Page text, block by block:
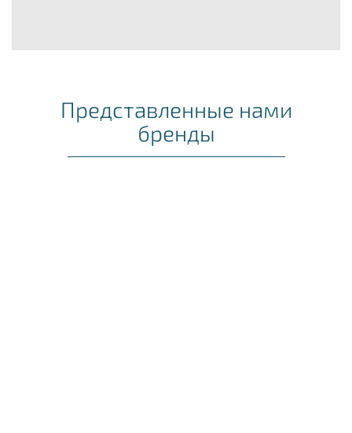
Представленные нами
бренды